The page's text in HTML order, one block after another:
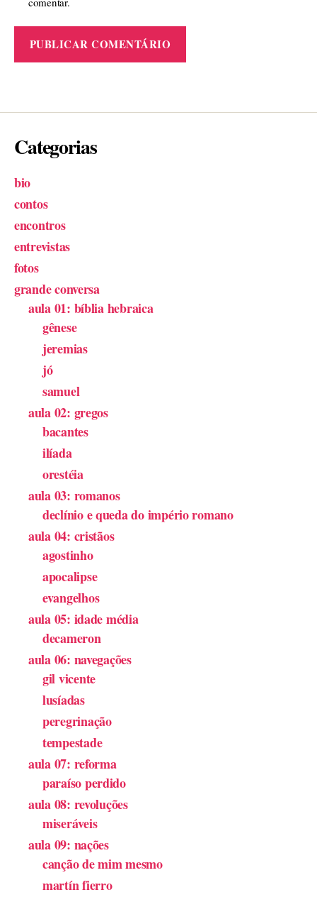
Categorias
bio
contos
encontros
entrevistas
fotos
grande conversa
aula 01: bíblia hebraica
gênese
jeremias
jó
samuel
aula 02: gregos
bacantes
ilíada
orestéia
aula 03: romanos
declínio e queda do império romano
aula 04: cristãos
agostinho
apocalipse
evangelhos
aula 05: idade média
decameron
aula 06: navegações
gil vicente
lusíadas
peregrinação
tempestade
aula 07: reforma
paraíso perdido
aula 08: revoluções
miseráveis
aula 09: nações
canção de mim mesmo
martín fierro